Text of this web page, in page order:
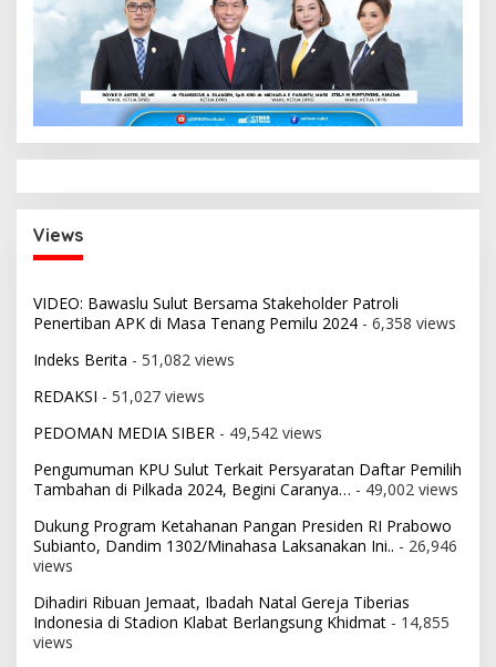
Views
VIDEO: Bawaslu Sulut Bersama Stakeholder Patroli
Penertiban APK di Masa Tenang Pemilu 2024 - 6,358 views
Indeks Berita - 51,082 views
REDAKSI - 51,027 views
PEDOMAN MEDIA SIBER - 49,542 views
Pengumuman KPU Sulut Terkait Persyaratan Daftar Pemilih
Tambahan di Pilkada 2024, Begini Caranya… - 49,002 views
Dukung Program Ketahanan Pangan Presiden RI Prabowo
Subianto, Dandim 1302/Minahasa Laksanakan Ini.. - 26,946
views
Dihadiri Ribuan Jemaat, Ibadah Natal Gereja Tiberias
Indonesia di Stadion Klabat Berlangsung Khidmat - 14,855
views